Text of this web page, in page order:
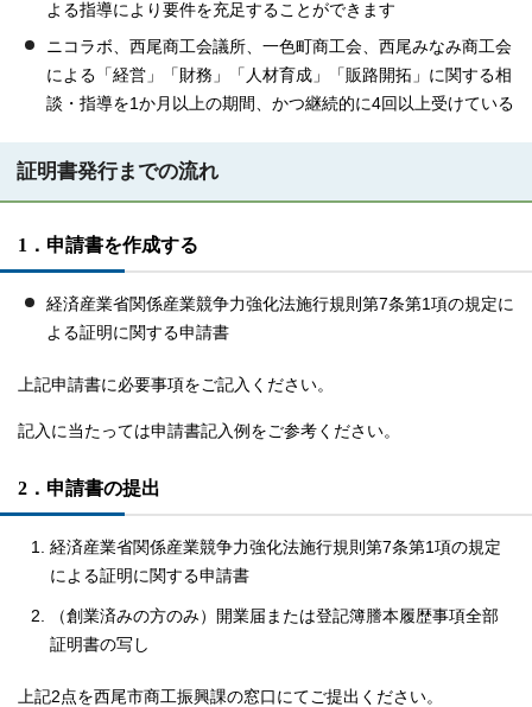
よる指導により要件を充足することができます
ニコラボ、西尾商工会議所、一色町商工会、西尾みなみ商工会
による「経営」「財務」「人材育成」「販路開拓」に関する相
談・指導を1か月以上の期間、かつ継続的に4回以上受けている
証明書発行までの流れ
1．申請書を作成する
経済産業省関係産業競争力強化法施行規則第7条第1項の規定に
よる証明に関する申請書
上記申請書に必要事項をご記入ください。
記入に当たっては申請書記入例をご参考ください。
2．申請書の提出
経済産業省関係産業競争力強化法施行規則第7条第1項の規定
による証明に関する申請書
（創業済みの方のみ）開業届または登記簿謄本履歴事項全部
証明書の写し
上記2点を西尾市商工振興課の窓口にてご提出ください。